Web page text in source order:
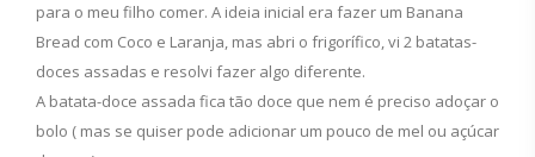
para o meu filho comer. A ideia inicial era fazer um Banana
Bread com Coco e Laranja, mas abri o frigorífico, vi 2 batatas-
doces assadas e resolvi fazer algo diferente.
A batata-doce assada fica tão doce que nem é preciso adoçar o
bolo ( mas se quiser pode adicionar um pouco de mel ou açúcar